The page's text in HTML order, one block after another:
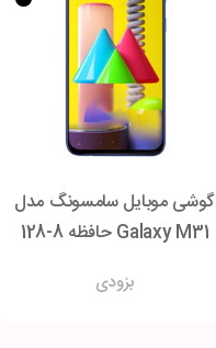
گوشی موبایل سامسونگ مدل
Galaxy M31 حافظه 8-128
بزودی